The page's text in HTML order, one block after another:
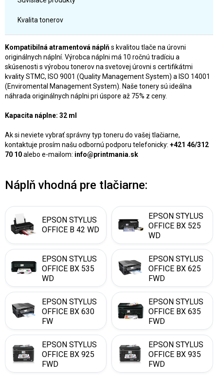
Kvalita tonerov
Kompatibilná atramentová náplňs kvalitou tlače na úrovni
originálnych náplní. Výrobca náplni má 10 ročnú tradíciu a
skúsenosti s výrobou tonerov na svetovej úrovni s certifikátmi
kvality STMC, ISO 9001 (Quality Management System) a ISO 14001
(Enviromental Management System). Naše tonery sú ideálna
náhrada originálnych náplni pri úspore až 75% z ceny.
Kapacita náplne: 32 ml
Ak si neviete vybrať správny typ toneru do vašej tlačiarne,
kontaktuje prosím našu odbornú podporu telefonicky: +421 46/312
70 10alebo e-mailom: info@printmania.sk
Náplň vhodná pre tlačiarne:
EPSON STYLUS
OFFICE B 42 WD
EPSON STYLUS
OFFICE BX 525
WD
EPSON STYLUS
OFFICE BX 535
WD
EPSON STYLUS
OFFICE BX 625
FWD
EPSON STYLUS
OFFICE BX 630
FW
EPSON STYLUS
OFFICE BX 635
FWD
EPSON STYLUS
OFFICE BX 925
FWD
EPSON STYLUS
OFFICE BX 935
FWD